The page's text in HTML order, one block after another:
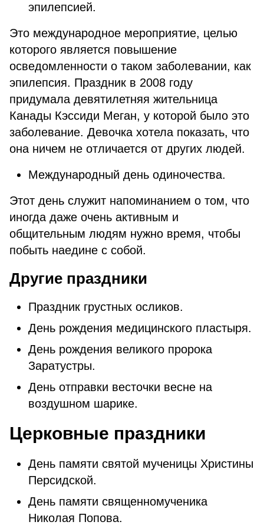
эпилепсией.
Это международное мероприятие, целью
которого является повышение
осведомленности о таком заболевании, как
эпилепсия. Праздник в 2008 году
придумала девятилетняя жительница
Канады Кэссиди Меган, у которой было это
заболевание. Девочка хотела показать, что
она ничем не отличается от других людей.
Международный день одиночества.
Этот день служит напоминанием о том, что
иногда даже очень активным и
общительным людям нужно время, чтобы
побыть наедине с собой.
Другие праздники
Праздник грустных осликов.
День рождения медицинского пластыря.
День рождения великого пророка
Заратустры.
День отправки весточки весне на
воздушном шарике.
Церковные праздники
День памяти святой мученицы Христины
Персидской.
День памяти священномученика
Николая Попова.